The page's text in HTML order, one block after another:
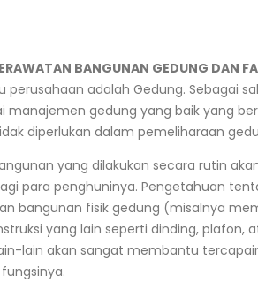
BANGUNAN GEDUNG DAN
perusahaan adalah Gedung. Sebagai
manajemen gedung yang baik yang
diperlukan dalam pemeliharaan
yang dilakukan secara rutin
para penghuninya. Pengetahuan
bangunan fisik gedung (misalnya
yang lain seperti dinding, plafon,
lain akan sangat membantu